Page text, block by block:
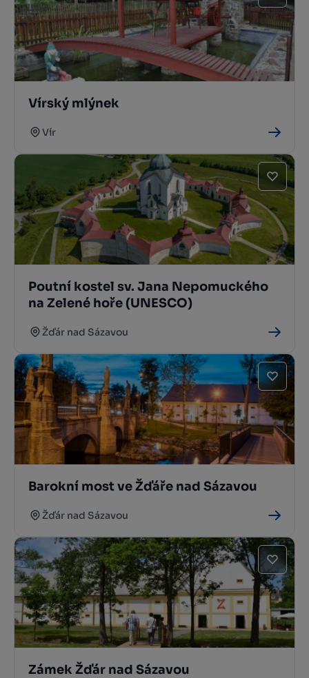
Vírský mlýnek
Vír
Poutní kostel sv. Jana Nepomuckého
na Zelené hoře (UNESCO)
Žďár nad Sázavou
Barokní most ve Žďáře nad Sázavou
Žďár nad Sázavou
Zámek Žďár nad Sázavou